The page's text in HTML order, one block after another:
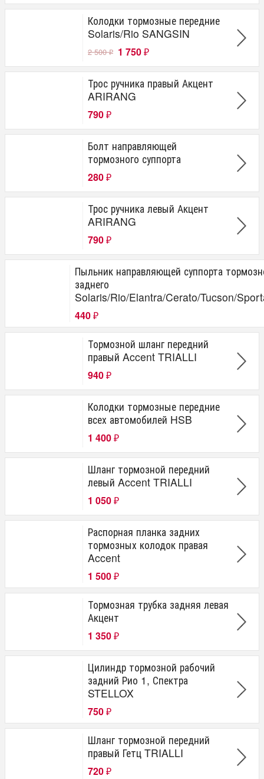
Колодки тормозные передние
Solaris/Rio SANGSIN
2 500₽ 1 750 ₽
Трос ручника правый Акцент
ARIRANG
790 ₽
Болт направляющей
тормозного суппорта
280 ₽
Трос ручника левый Акцент
ARIRANG
790 ₽
Пыльник направляющей суппорта
заднего
Solaris/Rio/Elantra/Cerato/Tucson/
440 ₽
Тормозной шланг передний
правый Accent TRIALLI
940 ₽
Колодки тормозные передние
всех автомобилей HSB
1 400 ₽
Шланг тормозной передний
левый Accent TRIALLI
1 050 ₽
Распорная планка задних
тормозных колодок правая
Accent
1 500 ₽
Тормозная трубка задняя левая
Акцент
1 350 ₽
Цилиндр тормозной рабочий
задний Рио 1, Спектра
STELLOX
750 ₽
Шланг тормозной передний
правый Гетц TRIALLI
720 ₽